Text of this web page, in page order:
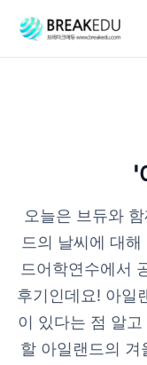
'
오늘은 브듀와
드의 날씨에 대
드어학연수에서
후기인데요! 아일
이 있다는 점 알
할 아일랜드의